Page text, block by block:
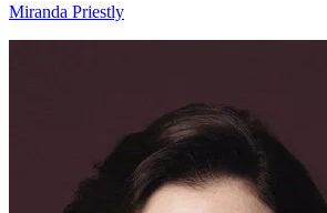
Miranda Priestly